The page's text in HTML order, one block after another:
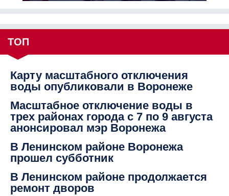
ТОП
Карту масштабного отключения
воды опубликовали в Воронеже
Масштабное отключение воды в
трех районах города с 7 по 9 августа
анонсировал мэр Воронежа
В Ленинском районе Воронежа
прошел субботник
В Ленинском районе продолжается
ремонт дворов